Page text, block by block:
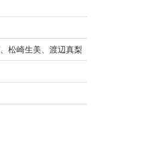
松崎生美、渡辺真梨